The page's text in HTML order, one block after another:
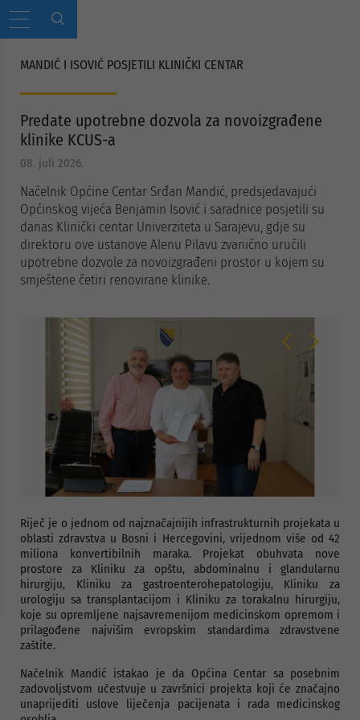
MANDIĆ I ISOVIĆ POSJETILI KLINIČKI CENTAR
Predate upotrebne dozvola za novoizgrađene
klinike KCUS-a
08. juli 2026.
Načelnik Općine Centar Srđan Mandić, predsjedavajući
Općinskog vijeća Benjamin Isović i saradnice posjetili su
danas Klinički centar Univerziteta u Sarajevu, gdje su
direktoru ove ustanove Alenu Pilavu zvanično uručili
upotrebne dozvole za novoizgrađeni prostor u kojem su
smještene četiri renovirane klinike.
Riječ je o jednom od najznačajnijih infrastrukturnih projekata u
oblasti zdravstva u Bosni i Hercegovini, vrijednom više od 42
miliona konvertibilnih maraka. Projekat obuhvata nove
prostore za Kliniku za opštu, abdominalnu i glandularnu
hirurgiju, Kliniku za gastroenterohepatologiju, Kliniku za
urologiju sa transplantacijom i Kliniku za torakalnu hirurgiju,
koje su opremljene najsavremenijom medicinskom opremom i
prilagođene najvišim evropskim standardima zdravstvene
zaštite.
Načelnik Mandić istakao je da Općina Centar sa posebnim
zadovoljstvom učestvuje u završnici projekta koji će značajno
unaprijediti uslove liječenja pacijenata i rada medicinskog